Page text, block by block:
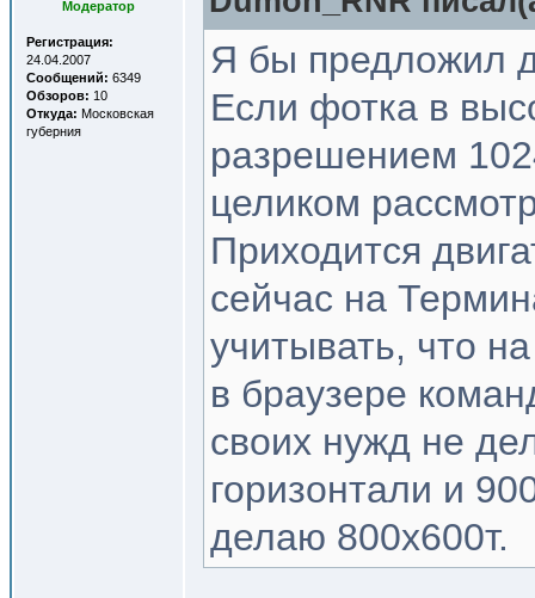
Модератор
Регистрация:
24.04.2007
Сообщений: 6349
Обзоров: 10
Откуда: Московская
губерния
Я бы предложил
Если фотка в
разрешением
целиком
Приходится
сейчас на
учитывать, что
в браузере
своих нужд не
горизонтали и
делаю 800х600т.